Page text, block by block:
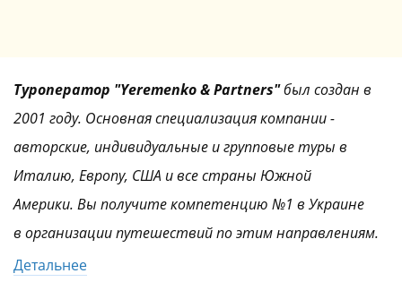
Туроператор "Yeremenko & Partners"был создан в
2001 году. Основная специализация компании -
авторские, индивидуальные и групповые туры в
Италию, Европу, США и все страны Южной
Америки. Вы получите компетенцию №1 в Украине
в организации путешествий по этим направлениям.
Детальнее